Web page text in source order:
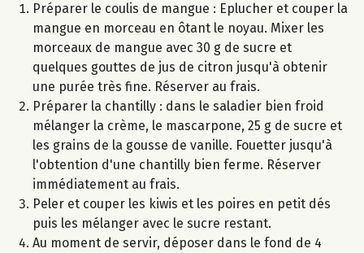
Préparer le coulis de mangue : Eplucher et couper la
mangue en morceau en ôtant le noyau. Mixer les
morceaux de mangue avec 30 g de sucre et
quelques gouttes de jus de citron jusqu'à obtenir
une purée très fine. Réserver au frais.
Préparer la chantilly : dans le saladier bien froid
mélanger la crème, le mascarpone, 25 g de sucre et
les grains de la gousse de vanille. Fouetter jusqu'à
l'obtention d'une chantilly bien ferme. Réserver
immédiatement au frais.
Peler et couper les kiwis et les poires en petit dés
puis les mélanger avec le sucre restant.
Au moment de servir, déposer dans le fond de 4